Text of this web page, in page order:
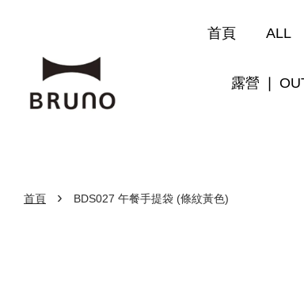
首頁 ALL
露營 ❘
首頁 › BDS027 午餐手提袋 (條紋黃色)